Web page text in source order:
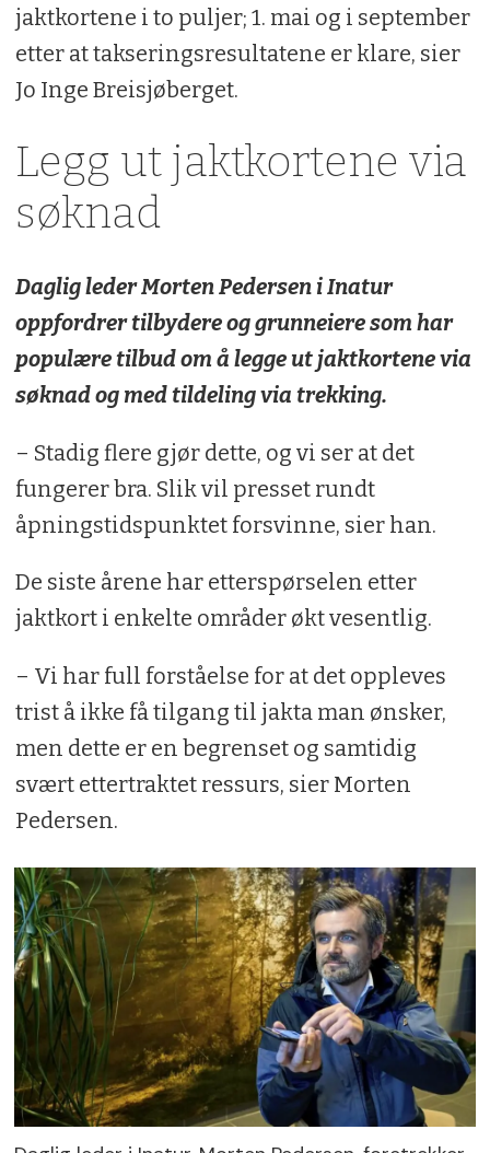
jaktkortene i to puljer; 1. mai og i september
etter at takseringsresultatene er klare, sier
Jo Inge Breisjøberget.
Legg ut jaktkortene via
søknad
Daglig leder Morten Pedersen i Inatur
oppfordrer tilbydere og grunneiere som har
populære tilbud om å legge ut jaktkortene via
søknad og med tildeling via trekking.
– Stadig flere gjør dette, og vi ser at det
fungerer bra. Slik vil presset rundt
åpningstidspunktet forsvinne, sier han.
De siste årene har etterspørselen etter
jaktkort i enkelte områder økt vesentlig.
– Vi har full forståelse for at det oppleves
trist å ikke få tilgang til jakta man ønsker,
men dette er en begrenset og samtidig
svært ettertraktet ressurs, sier Morten
Pedersen.